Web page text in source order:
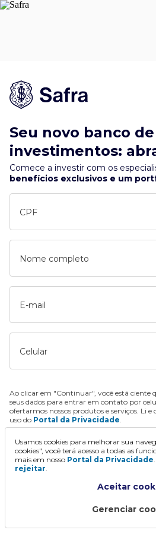
Seu novo banco de
investimentos:
Comece a investir com os
benefícios exclusivos e um
CPF
Nome completo
E-mail
Celular
Ao clicar em "Continuar", você está ciente
seus dados para entrar em contato por
ofertarmos nossos produtos e serviços. Li
uso do Portal da Privacidade.
Continuar
Usamos cookies para melhorar sua
cookies", você terá acesso a todas as
mais em nosso Portal da Privacidade
rejeitar.
Aceitar
Gerenciar